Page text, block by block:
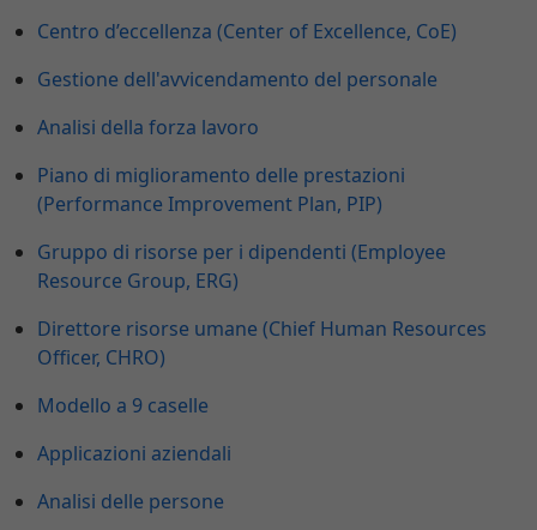
Centro d’eccellenza (Center of Excellence, CoE)
Gestione dell'avvicendamento del personale
Analisi della forza lavoro
Piano di miglioramento delle prestazioni
(Performance Improvement Plan, PIP)
Gruppo di risorse per i dipendenti (Employee
Resource Group, ERG)
Direttore risorse umane (Chief Human Resources
Officer, CHRO)
Modello a 9 caselle
Applicazioni aziendali
Analisi delle persone